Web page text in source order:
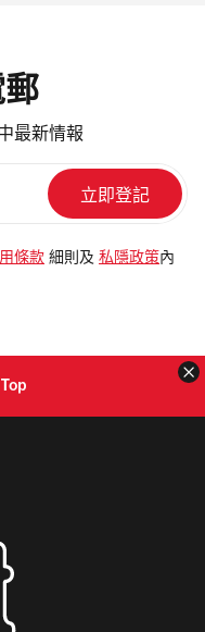
最新情報
條款 細則及 私隱政策 內